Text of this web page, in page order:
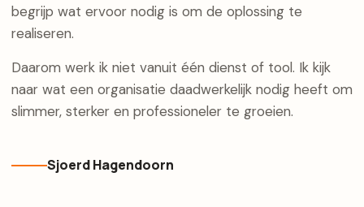
begrijp wat ervoor nodig is om de oplossing te
realiseren.
Daarom werk ik niet vanuit één dienst of tool. Ik kijk
naar wat een organisatie daadwerkelijk nodig heeft om
slimmer, sterker en professioneler te groeien.
Sjoerd Hagendoorn